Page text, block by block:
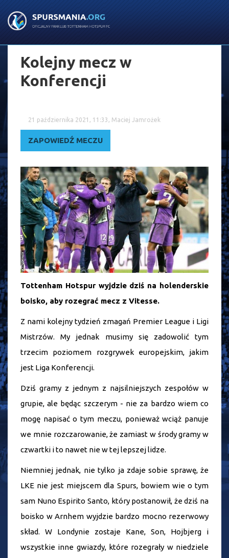
Kolejny mecz w
Konferencji
21 października 2021, 11:33, Maciej Jamrożek
ZAPOWIEDŹ MECZU
Tottenham Hotspur wyjdzie dziś na holenderskie
boisko, aby rozegrać mecz z Vitesse.
Z nami kolejny tydzień zmagań Premier League i Ligi
Mistrzów. My jednak musimy się zadowolić tym
trzecim poziomem rozgrywek europejskim, jakim
jest Liga Konferencji.
Dziś gramy z jednym z najsilniejszych zespołów w
grupie, ale będąc szczerym - nie za bardzo wiem co
mogę napisać o tym meczu, ponieważ wciąż panuje
we mnie rozczarowanie, że zamiast w środy gramy w
czwartki i to nawet nie w tej lepszej lidze.
Niemniej jednak, nie tylko ja zdaje sobie sprawę, że
LKE nie jest miejscem dla Spurs, bowiem wie o tym
sam Nuno Espirito Santo, który postanowił, że dziś na
boisko w Arnhem wyjdzie bardzo mocno rezerwowy
skład. W Londynie zostaje Kane, Son, Hojbjerg i
wszystkie inne gwiazdy, które rozegrały w niedziele